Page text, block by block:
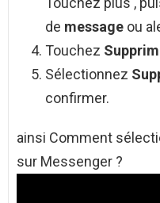
de message ou
Touchez
Sélectionnez
confirmer.
ainsi Comment
sur Messenger ?